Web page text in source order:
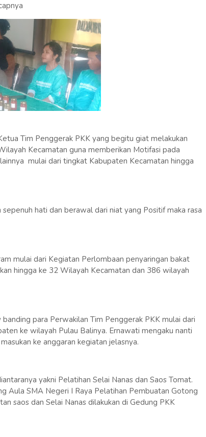
Tim Penggerak PKK yang begitu giat melakukan
Kecamatan guna memberikan Motifasi pada
mulai dari tingkat Kabupaten Kecamatan hingga
hati dan berawal dari niat yang Positif maka rasa
mulai dari Kegiatan Perlombaan penyaringan bakat
hingga ke 32 Wilayah Kecamatan dan 386 wilayah
para Perwakilan Tim Penggerak PKK mulai dari
ke wilayah Pulau Balinya. Ernawati mengaku nanti
ke anggaran kegiatan jelasnya.
yakni Pelatihan Selai Nanas dan Saos Tomat.
Aula SMA Negeri I Raya Pelatihan Pembuatan Gotong
saos dan Selai Nanas dilakukan di Gedung PKK